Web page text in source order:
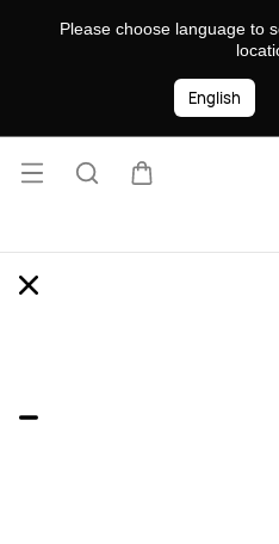
Please choose language to
English
فتح